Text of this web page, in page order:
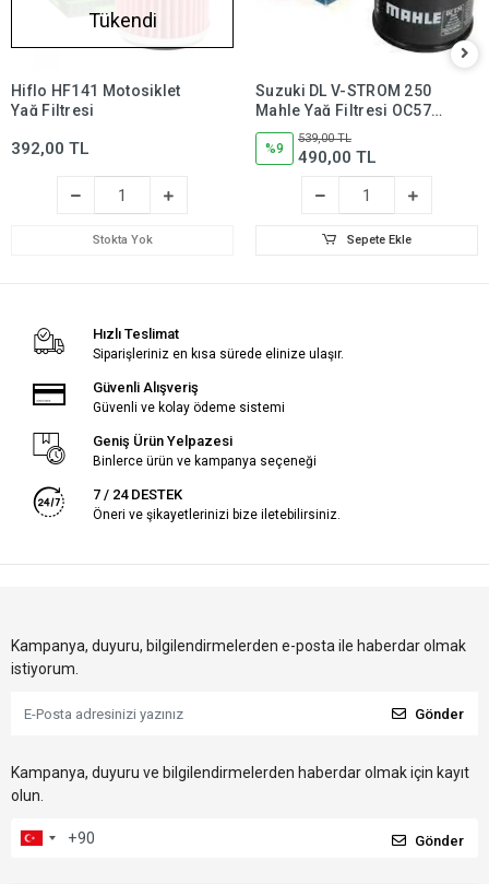
Tükendi
Hiflo HF141 Motosiklet
Yağ Filtresi
392,00 TL
Stokta Yok
Suzuki DL V-STROM 250
Mahle Yağ Filtresi OC574,
dl250,dlv250
%9
539,00 TL
490,00 TL
Sepete Ekle
Hızlı Teslimat
Siparişleriniz en kısa sürede elinize ulaşır.
Güvenli Alışveriş
Güvenli ve kolay ödeme sistemi
Geniş Ürün Yelpazesi
Binlerce ürün ve kampanya seçeneği
7 / 24 DESTEK
Öneri ve şikayetlerinizi bize iletebilirsiniz.
Kampanya, duyuru, bilgilendirmelerden e-posta ile haberdar olmak
istiyorum.
Gönder
Kampanya, duyuru ve bilgilendirmelerden haberdar olmak için kayıt
olun.
Gönder